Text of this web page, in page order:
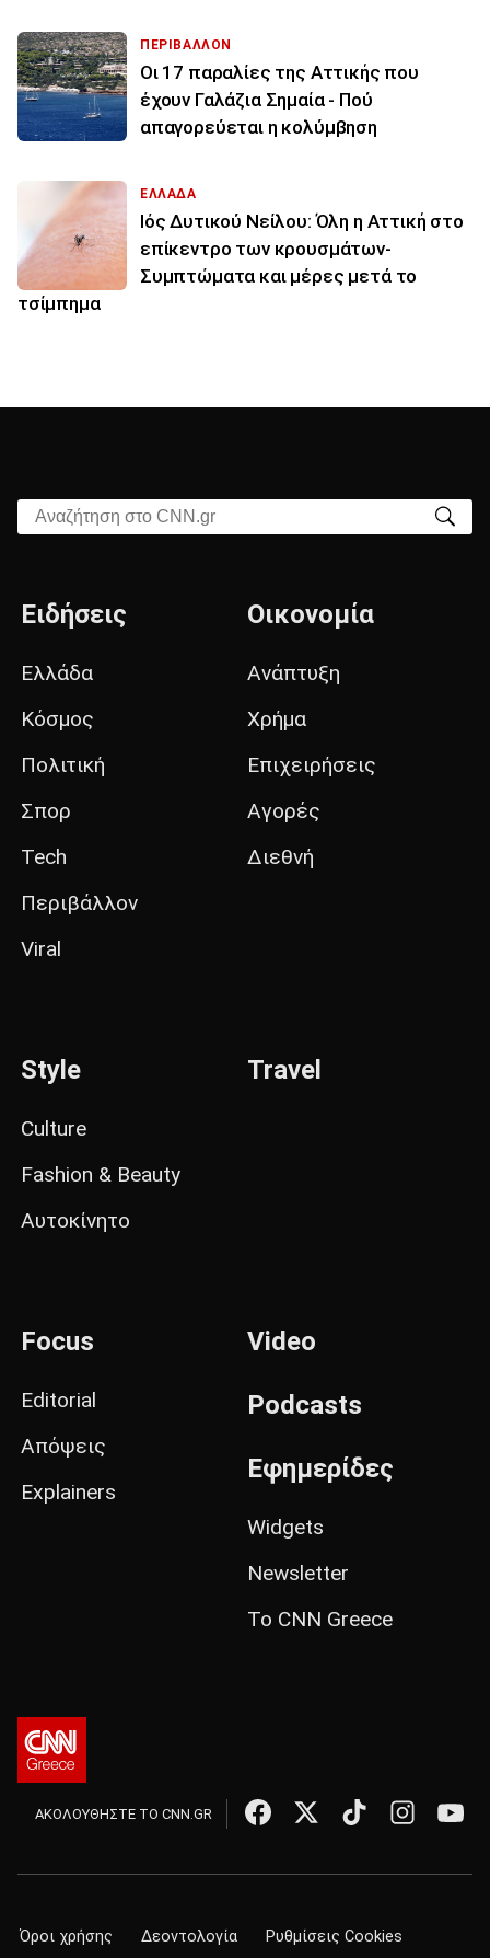
ΠΕΡΙΒΑΛΛΟΝ
Οι 17 παραλίες της Αττικής που
έχουν Γαλάζια Σημαία - Πού
απαγορεύεται η κολύμβηση
ΕΛΛΑΔΑ
Ιός Δυτικού Νείλου: Όλη η Αττική στο
επίκεντρο των κρουσμάτων-
Συμπτώματα και μέρες μετά το
τσίμπημα
Αναζήτηση στο CNN.gr
Ειδήσεις
Ελλάδα
Κόσμος
Πολιτική
Σπορ
Tech
Περιβάλλον
Viral
Οικονομία
Ανάπτυξη
Χρήμα
Επιχειρήσεις
Αγορές
Διεθνή
Style
Culture
Fashion & Beauty
Αυτοκίνητο
Travel
Focus
Editorial
Απόψεις
Explainers
Video
Podcasts
Εφημερίδες
Widgets
Newsletter
Το CNN Greece
ΑΚΟΛΟΥΘΗΣΤΕ ΤΟ CNN.GR
Όροι χρήσης Δεοντολογία Ρυθμίσεις Cookies